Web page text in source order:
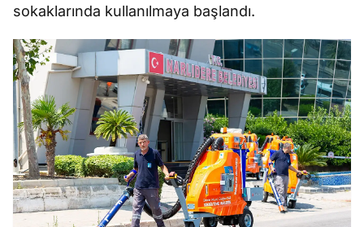
sokaklarında kullanılmaya başlandı.